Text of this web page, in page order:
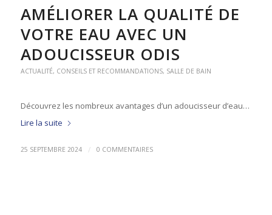
AMÉLIORER LA QUALITÉ DE
VOTRE EAU AVEC UN
ADOUCISSEUR ODIS
ACTUALITÉ, CONSEILS ET RECOMMANDATIONS, SALLE DE BAIN
Découvrez les nombreux avantages d’un adoucisseur d’eau…
Lire la suite
25 SEPTEMBRE 2024 / 0 COMMENTAIRES